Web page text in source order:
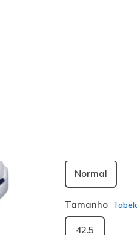
Normal
Tamanho
42.5